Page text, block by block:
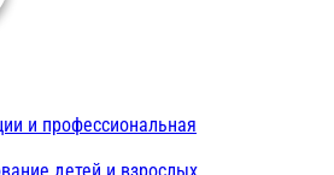
и профессиональная